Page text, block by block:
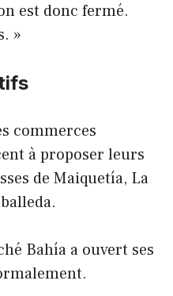
est donc fermé.
»
commerces
à proposer leurs
de Maiquetía, La
Bahía a ouvert ses